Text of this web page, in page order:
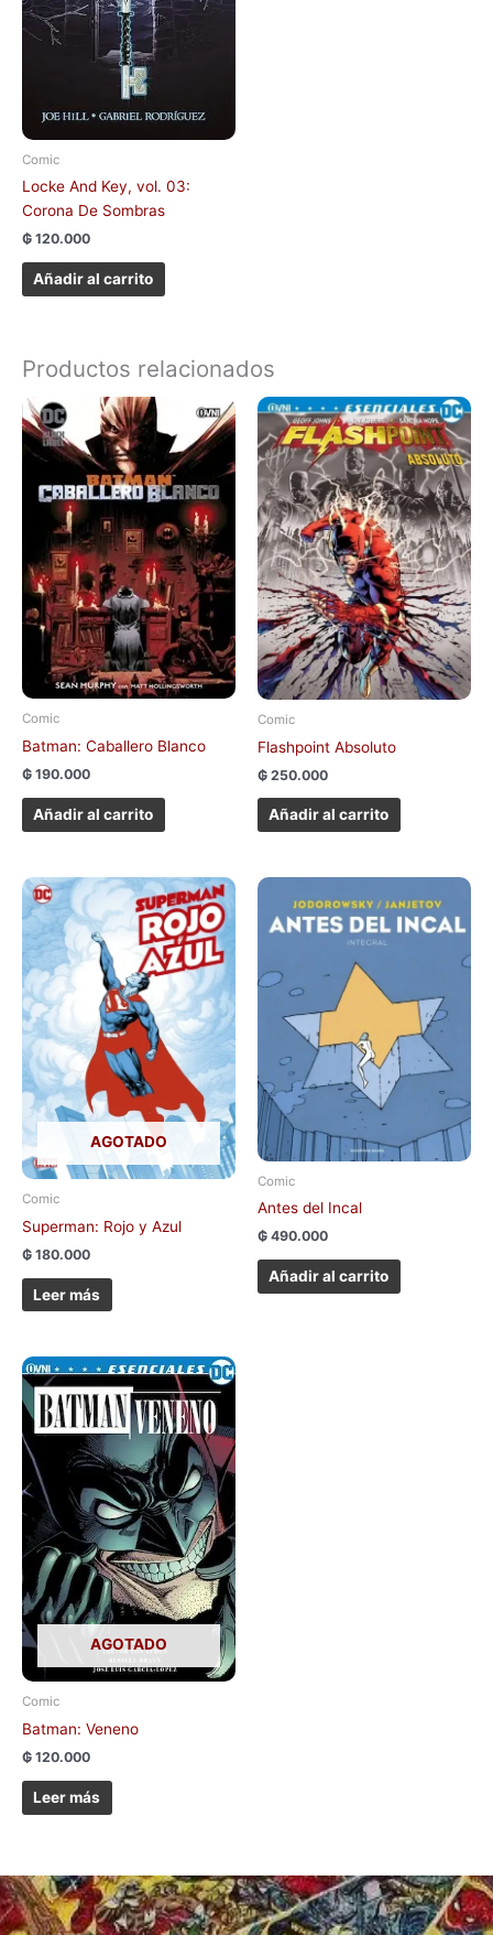
Comic
Locke And Key, vol. 03:
Corona De Sombras
₲ 120.000
Añadir al carrito
Productos relacionados
Comic
Batman: Caballero Blanco
₲ 190.000
Añadir al carrito
Comic
Flashpoint Absoluto
₲ 250.000
Añadir al carrito
AGOTADO
Comic
Superman: Rojo y Azul
₲ 180.000
Leer más
Comic
Antes del Incal
₲ 490.000
Añadir al carrito
AGOTADO
Comic
Batman: Veneno
₲ 120.000
Leer más